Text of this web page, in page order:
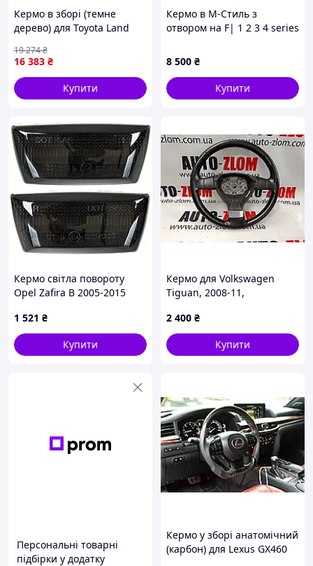
Кермо в зборі (темне
дерево) для Toyota Land
16 383 ₴
19 274₴
Купити
Кермо в M-Стиль з
отвором на F| 1 2 3 4 series
та пелюстками
8 500 ₴
Купити
Кермо світла повороту
Opel Zafira B 2005-2015
1 521 ₴
Купити
Кермо для Volkswagen
Tiguan, 2008-11,
2 400 ₴
Купити
Персональні товарні
підбірки у додатку
Кермо у зборі анатомічний
(карбон) для Lexus GX460